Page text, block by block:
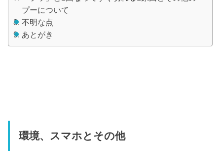
プーについて
不明な点
あとがき
環境、スマホとその他